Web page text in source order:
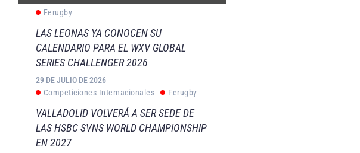
Ferugby
LAS LEONAS YA CONOCEN SU
CALENDARIO PARA EL WXV GLOBAL
SERIES CHALLENGER 2026
29 DE JULIO DE 2026
Competiciones Internacionales
Ferugby
VALLADOLID VOLVERÁ A SER SEDE DE
LAS HSBC SVNS WORLD CHAMPIONSHIP
EN 2027